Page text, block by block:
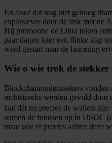
En alsof dat nog niet genoeg
explosiever door de link met de
Hij promootte de Libra token
paar dagen later een flinke stap
werd gestart naar de lancering
Wie o wie trok de stekker
Blockchainonderzoekers
rechtstreeks werden gevuld
laat dát nu precies de wallets
namen de fondsen op in USDC
maar wie er precies achter deze